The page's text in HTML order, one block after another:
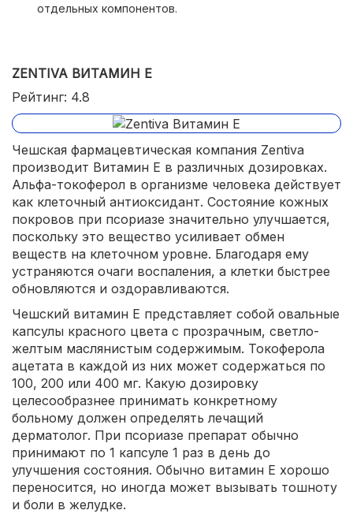
отдельных компонентов.
ZENTIVA ВИТАМИН Е
Рейтинг: 4.8
Чешская фармацевтическая компания Zentiva
производит Витамин Е в различных дозировках.
Альфа-токоферол в организме человека действует
как клеточный антиоксидант. Состояние кожных
покровов при псориазе значительно улучшается,
поскольку это вещество усиливает обмен
веществ на клеточном уровне. Благодаря ему
устраняются очаги воспаления, а клетки быстрее
обновляются и оздоравливаются.
Чешский витамин Е представляет собой овальные
капсулы красного цвета с прозрачным, светло-
желтым маслянистым содержимым. Токоферола
ацетата в каждой из них может содержаться по
100, 200 или 400 мг. Какую дозировку
целесообразнее принимать конкретному
больному должен определять лечащий
дерматолог. При псориазе препарат обычно
принимают по 1 капсуле 1 раз в день до
улучшения состояния. Обычно витамин Е хорошо
переносится, но иногда может вызывать тошноту
и боли в желудке.